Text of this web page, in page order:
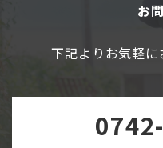
お
下記よりお気軽に